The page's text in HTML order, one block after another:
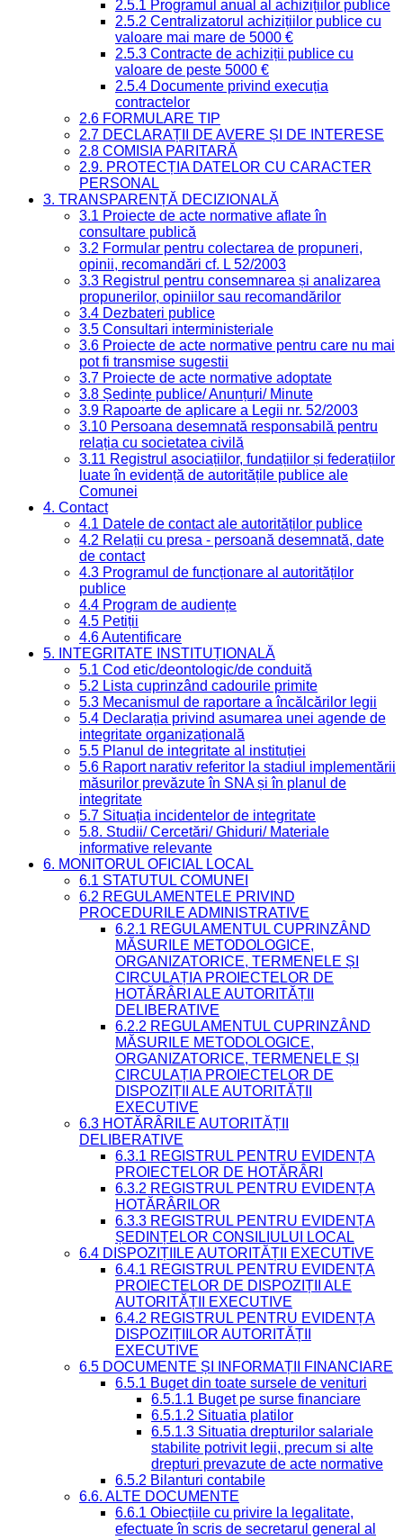
2.5.1 Programul anual al achizițiilor publice
2.5.2 Centralizatorul achizițiilor publice cu
valoare mai mare de 5000 €
2.5.3 Contracte de achiziții publice cu
valoare de peste 5000 €
2.5.4 Documente privind execuția
contractelor
2.6 FORMULARE TIP
2.7 DECLARAȚII DE AVERE ȘI DE INTERESE
2.8 COMISIA PARITARĂ
2.9. PROTECȚIA DATELOR CU CARACTER
PERSONAL
3. TRANSPARENȚĂ DECIZIONALĂ
3.1 Proiecte de acte normative aflate în
consultare publică
3.2 Formular pentru colectarea de propuneri,
opinii, recomandări cf. L 52/2003
3.3 Registrul pentru consemnarea și analizarea
propunerilor, opiniilor sau recomandărilor
3.4 Dezbateri publice
3.5 Consultari interministeriale
3.6 Proiecte de acte normative pentru care nu mai
pot fi transmise sugestii
3.7 Proiecte de acte normative adoptate
3.8 Ședințe publice/ Anunțuri/ Minute
3.9 Rapoarte de aplicare a Legii nr. 52/2003
3.10 Persoana desemnată responsabilă pentru
relația cu societatea civilă
3.11 Registrul asociațiilor, fundațiilor și federațiilor
luate în evidență de autoritățile publice ale
Comunei
4. Contact
4.1 Datele de contact ale autorităților publice
4.2 Relații cu presa - persoană desemnată, date
de contact
4.3 Programul de funcționare al autorităților
publice
4.4 Program de audiențe
4.5 Petiții
4.6 Autentificare
5. INTEGRITATE INSTITUȚIONALĂ
5.1 Cod etic/deontologic/de conduită
5.2 Lista cuprinzând cadourile primite
5.3 Mecanismul de raportare a încălcărilor legii
5.4 Declarația privind asumarea unei agende de
integritate organizațională
5.5 Planul de integritate al instituției
5.6 Raport narativ referitor la stadiul implementării
măsurilor prevăzute în SNA și în planul de
integritate
5.7 Situația incidentelor de integritate
5.8. Studii/ Cercetări/ Ghiduri/ Materiale
informative relevante
6. MONITORUL OFICIAL LOCAL
6.1 STATUTUL COMUNEI
6.2 REGULAMENTELE PRIVIND
PROCEDURILE ADMINISTRATIVE
6.2.1 REGULAMENTUL CUPRINZÂND
MĂSURILE METODOLOGICE,
ORGANIZATORICE, TERMENELE ȘI
CIRCULAȚIA PROIECTELOR DE
HOTĂRÂRI ALE AUTORITĂȚII
DELIBERATIVE
6.2.2 REGULAMENTUL CUPRINZÂND
MĂSURILE METODOLOGICE,
ORGANIZATORICE, TERMENELE ȘI
CIRCULAȚIA PROIECTELOR DE
DISPOZIȚII ALE AUTORITĂȚII
EXECUTIVE
6.3 HOTĂRÂRILE AUTORITĂȚII
DELIBERATIVE
6.3.1 REGISTRUL PENTRU EVIDENȚA
PROIECTELOR DE HOTĂRÂRI
6.3.2 REGISTRUL PENTRU EVIDENȚA
HOTĂRÂRILOR
6.3.3 REGISTRUL PENTRU EVIDENȚA
ȘEDINȚELOR CONSILIULUI LOCAL
6.4 DISPOZIȚIILE AUTORITĂȚII EXECUTIVE
6.4.1 REGISTRUL PENTRU EVIDENȚA
PROIECTELOR DE DISPOZIȚII ALE
AUTORITĂȚII EXECUTIVE
6.4.2 REGISTRUL PENTRU EVIDENȚA
DISPOZIȚIILOR AUTORITĂȚII
EXECUTIVE
6.5 DOCUMENTE ȘI INFORMAȚII FINANCIARE
6.5.1 Buget din toate sursele de venituri
6.5.1.1 Buget pe surse financiare
6.5.1.2 Situatia platilor
6.5.1.3 Situatia drepturilor salariale
stabilite potrivit legii, precum si alte
drepturi prevazute de acte normative
6.5.2 Bilanturi contabile
6.6. ALTE DOCUMENTE
6.6.1 Obiecțiile cu privire la legalitate,
efectuate în scris de secretarul general al